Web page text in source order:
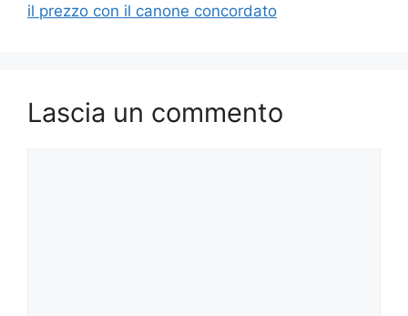
il prezzo con il canone concordato
Lascia un commento